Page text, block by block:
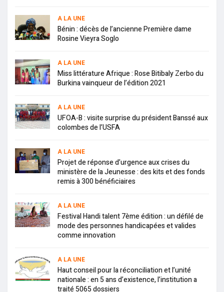
A LA UNE
Bénin : décès de l’ancienne Première dame
Rosine Vieyra Soglo
A LA UNE
Miss littérature Afrique : Rose Bitibaly Zerbo du
Burkina vainqueur de l’édition 2021
A LA UNE
UFOA-B : visite surprise du président Banssé aux
colombes de l’USFA
A LA UNE
Projet de réponse d’urgence aux crises du
ministère de la Jeunesse : des kits et des fonds
remis à 300 bénéficiaires
A LA UNE
Festival Handi talent 7ème édition : un défilé de
mode des personnes handicapées et valides
comme innovation
A LA UNE
Haut conseil pour la réconciliation et l’unité
nationale : en 5 ans d’existence, l’institution a
traité 5065 dossiers